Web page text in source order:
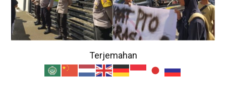
Terjemahan